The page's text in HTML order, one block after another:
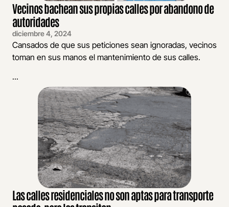
Vecinos bachean sus propias calles por abandono de
autoridades
diciembre 4, 2024
Cansados de que sus peticiones sean ignoradas, vecinos
toman en sus manos el mantenimiento de sus calles.
...
Las calles residenciales no son aptas para transporte